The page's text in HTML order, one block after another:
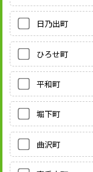
日乃出町
ひろせ町
平和町
堀下町
曲沢町